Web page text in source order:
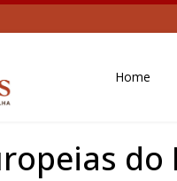
Home